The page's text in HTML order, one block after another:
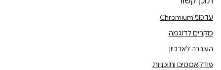
עדכוני Chromium
מקרים לדוגמה
העברה לארכיון
פודקאסטים ותוכניות